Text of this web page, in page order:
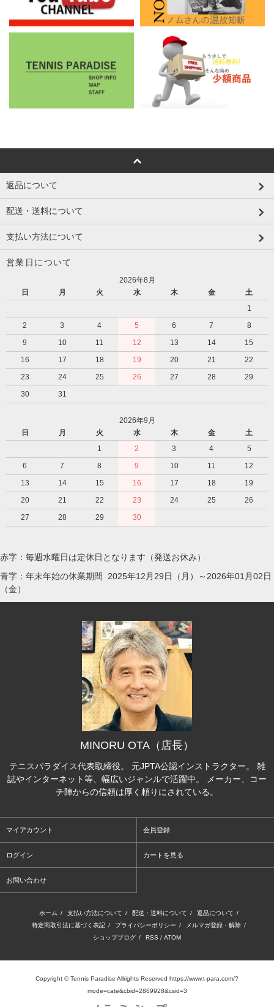
返品について
配送・送料について
支払い方法について
営業日について
2026年8月
日
月 火 水 木 金
土
1
2
3 4 5 6 7
8
9
10 11 12 13 14
15
16
17 18 19 20 21
22
23
24 25 26 27 28
29
30
31
2026年9月
日
月 火 水 木 金
土
1
2 3 4
5
6
7 8 9 10 11
12
13
14 15 16 17 18
19
20
21 22 23 24 25
26
27
28 29 30
赤字：毎週水曜日は定休日となります（発送お休み）
青字：年末年始の休業期間 2025年12月29日（月）～2026年01月02日
（金）
MINORU OTA（店長）
テニスパラダイス代表取締役。 元JPTA公認インストラクター。 雑
誌やインターネット等、幅広いジャンルで活躍中。 メーカー、コー
チ陣からの信頼は厚く頼りにされている。
マイアカウント 会員登録
ログイン カートを見る
お問い合わせ
ホーム / 支払い方法について / 配送・送料について / 返品について /
特定商取引法に基づく表記 / プライバシーポリシー / メルマガ登録・解除 /
ショップブログ / RSS / ATOM
Copyright © Tennis Paradise Allrights Reserved https://www.t-para.com/?
mode=cate&cbid=2869928&csid=3